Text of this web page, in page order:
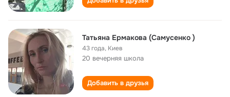
Татьяна Ермакова (Самусенко )
43 года, Киев
20 вечерняя школа
Добавить в друзья